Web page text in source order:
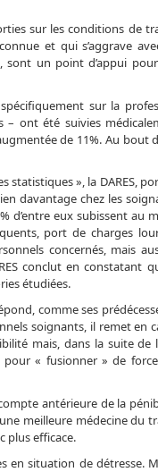
sur les conditions de
et qui s’aggrave
sont un point d’appui
sur la
– ont été suivies
de 11%. Au bout
statistiques », la DARES,
davantage chez les
d’entre eux subissent au
port de charges
concernés, mais
conclut en constatant
étudiées.
comme ses
soignants, il remet en
mais, dans la suite de
pour « fusionner » de
antérieure de la
meilleure médecine du
plus efficace.
en situation de détresse.